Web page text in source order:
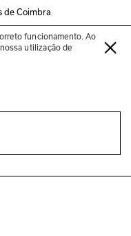
de Coimbra
funcionamento. Ao
utilização de